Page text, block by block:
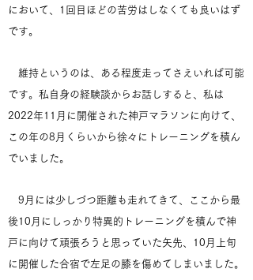
において、1回目ほどの苦労はしなくても良いはず
です。
維持というのは、ある程度走ってさえいれば可能
です。私自身の経験談からお話しすると、私は
2022年11月に開催された神戸マラソンに向けて、
この年の8月くらいから徐々にトレーニングを積ん
でいました。
9月には少しづつ距離も走れてきて、ここから最
後10月にしっかり特異的トレーニングを積んで神
戸に向けて頑張ろうと思っていた矢先、10月上旬
に開催した合宿で左足の膝を傷めてしまいました。